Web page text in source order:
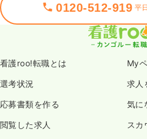
0120-512-919 平
看護roo!転職とは My
選考状況 求人
応募書類を作る 気に
閲覧した求人 スカ